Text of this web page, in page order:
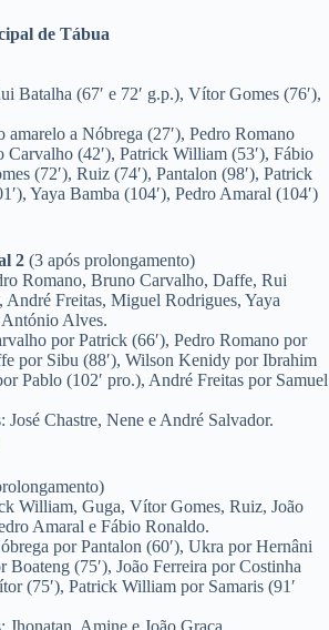
de Tábua
Batalha (67′ e 72′ g.p.), Vítor Gomes (76′),
amarelo a Nóbrega (27′), Pedro Romano
Carvalho (42′), Patrick William (53′), Fábio
(72′), Ruiz (74′), Pantalon (98′), Patrick
Yaya Bamba (104′), Pedro Amaral (104′)
2 (3 após prolongamento)
Romano, Bruno Carvalho, Daffe, Rui
Freitas, Miguel Rodrigues, Yaya
Alves.
por Patrick (66′), Pedro Romano por
por Sibu (88′), Wilson Kenidy por Ibrahim
Pablo (102′ pro.), André Freitas por Samuel
José Chastre, Nene e André Salvador.
William, Guga, Vítor Gomes, Ruiz, João
Amaral e Fábio Ronaldo.
por Pantalon (60′), Ukra por Hernâni
Boateng (75′), João Ferreira por Costinha
(75′), Patrick William por Samaris (91′
Jhonatan, Amine e João Graça.